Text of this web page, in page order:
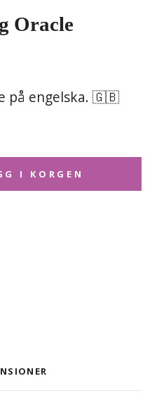
Oracle
på engelska. 🇬🇧
I KORGEN